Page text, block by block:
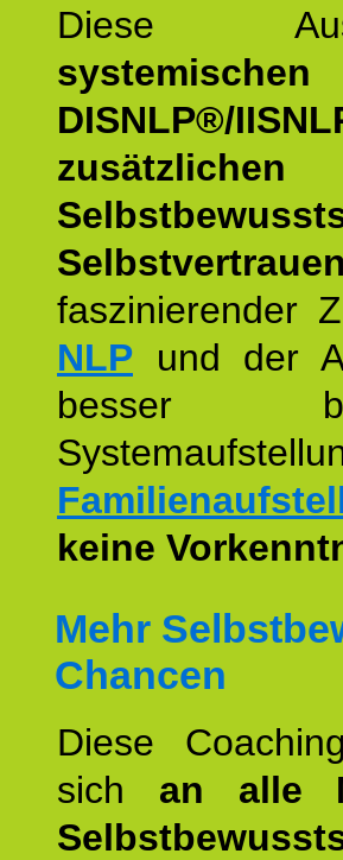
Diese
DISNLP®/
faszinierender
NLP und der
besser
keine
Mehr
Chancen
Diese
sich an alle